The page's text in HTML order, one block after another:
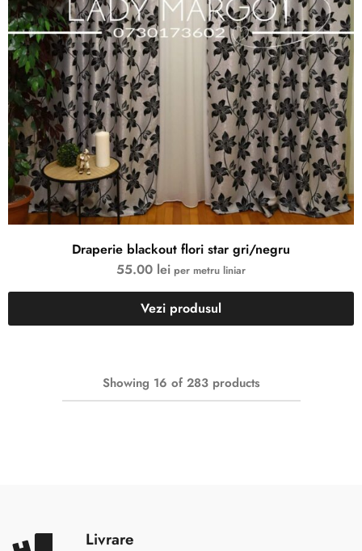
Draperie blackout flori star gri/negru
55.00 lei per metru liniar
Vezi produsul
Showing 16 of 283 products
Livrare